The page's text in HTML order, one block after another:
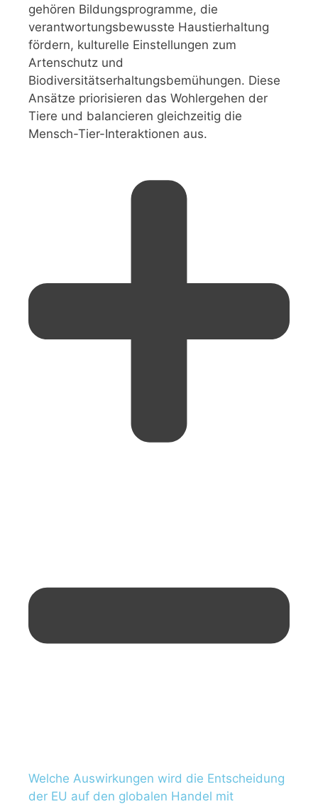
gehören Bildungsprogramme, die
verantwortungsbewusste Haustierhaltung
fördern, kulturelle Einstellungen zum
Artenschutz und
Biodiversitätserhaltungsbemühungen. Diese
Ansätze priorisieren das Wohlergehen der
Tiere und balancieren gleichzeitig die
Mensch-Tier-Interaktionen aus.
Welche Auswirkungen wird die Entscheidung
der EU auf den globalen Handel mit